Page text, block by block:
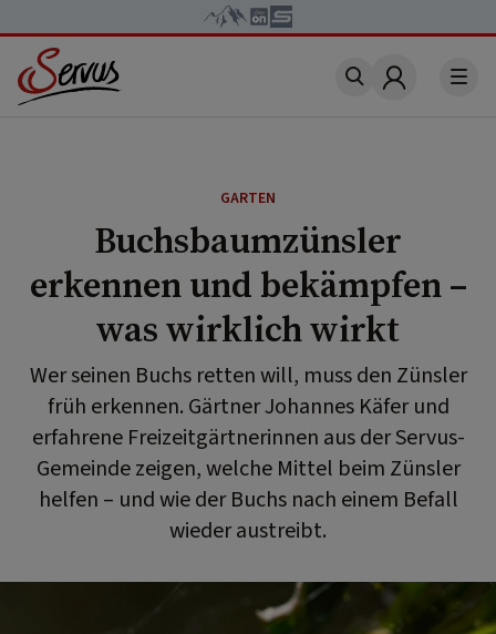
Account
GARTEN
Buchsbaumzünsler
erkennen und bekämpfen –
was wirklich wirkt
Wer seinen Buchs retten will, muss den Zünsler
früh erkennen. Gärtner Johannes Käfer und
erfahrene Freizeitgärtnerinnen aus der Servus-
Gemeinde zeigen, welche Mittel beim Zünsler
helfen – und wie der Buchs nach einem Befall
wieder austreibt.